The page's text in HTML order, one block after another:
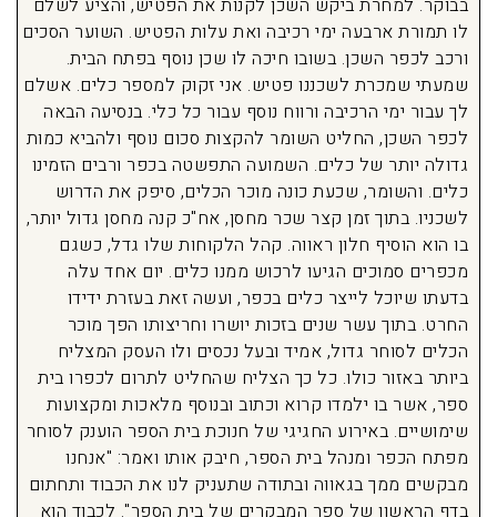
בבוקר. למחרת ביקש השכן לקנות את הפטיש, והציע לשלם
לו תמורת ארבעה ימי רכיבה ואת עלות הפטיש. השוער הסכים
ורכב לכפר השכן. בשובו חיכה לו שכן נוסף בפתח הבית.
שמעתי שמכרת לשכננו פטיש. אני זקוק למספר כלים. אשלם
לך עבור ימי הרכיבה ורווח נוסף עבור כל כלי. בנסיעה הבאה
לכפר השכן, החליט השומר להקצות סכום נוסף ולהביא כמות
גדולה יותר של כלים. השמועה התפשטה בכפר ורבים הזמינו
כלים. והשומר, שכעת כונה מוכר הכלים, סיפק את הדרוש
לשכניו. בתוך זמן קצר שכר מחסן, אח"כ קנה מחסן גדול יותר,
בו הוא הוסיף חלון ראווה. קהל הלקוחות שלו גדל, כשגם
מכפרים סמוכים הגיעו לרכוש ממנו כלים. יום אחד עלה
בדעתו שיוכל לייצר כלים בכפר, ועשה זאת בעזרת ידידו
החרט. בתוך עשר שנים בזכות יושרו וחריצותו הפך מוכר
הכלים לסוחר גדול, אמיד ובעל נכסים ולו העסק המצליח
ביותר באזור כולו. כל כך הצליח שהחליט לתרום לכפרו בית
ספר, אשר בו ילמדו קרוא וכתוב ובנוסף מלאכות ומקצועות
שימושיים. באירוע החגיגי של חנוכת בית הספר הוענק לסוחר
מפתח הכפר ומנהל בית הספר, חיבק אותו ואמר: "אנחנו
מבקשים ממך בגאווה ובתודה שתעניק לנו את הכבוד ותחתום
בדף הראשון של ספר המבקרים של בית הספר". לכבוד הוא